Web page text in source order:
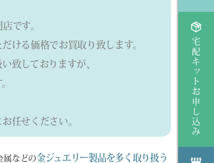
です。
ける価格でお買取り致します。
致しておりますが、
任せください。
属などの金ジュエリー製品を多く取り扱う
宅配キットお申し込み